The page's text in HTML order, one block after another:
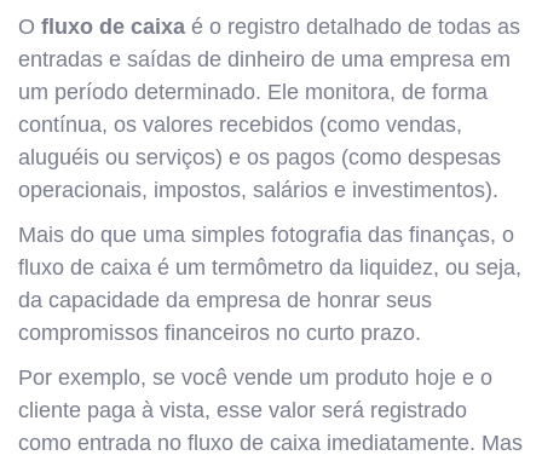
O fluxo de caixa é o registro detalhado de todas as
entradas e saídas de dinheiro de uma empresa em
um período determinado. Ele monitora, de forma
contínua, os valores recebidos (como vendas,
aluguéis ou serviços) e os pagos (como despesas
operacionais, impostos, salários e investimentos).
Mais do que uma simples fotografia das finanças, o
fluxo de caixa é um termômetro da liquidez, ou seja,
da capacidade da empresa de honrar seus
compromissos financeiros no curto prazo.
Por exemplo, se você vende um produto hoje e o
cliente paga à vista, esse valor será registrado
como entrada no fluxo de caixa imediatamente. Mas